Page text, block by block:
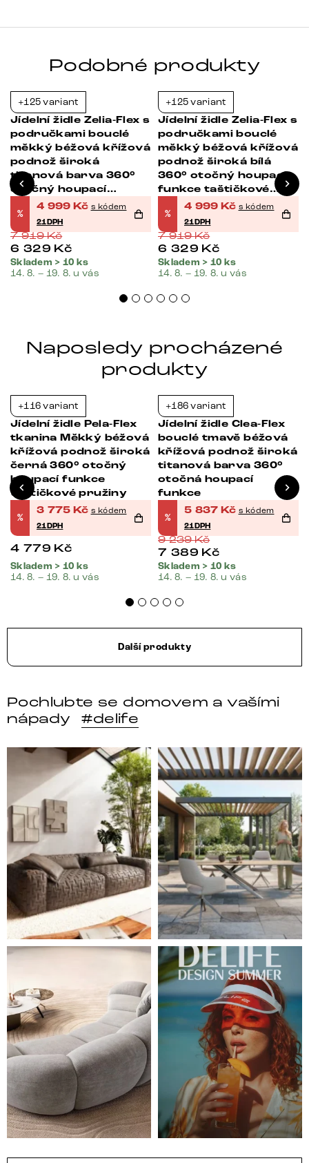
Podobné produkty
+125 variant
Jídelní židle Zelia-Flex s
područkami bouclé
měkký béžová křížová
podnož široká
titanová barva 360°
otočný houpací
funkce taštičkové
pružiny
%
4 999 Kč s kódem
21DPH
7 919Kč
6 329 Kč
Skladem > 10 ks
14. 8. – 19. 8. u vás
+125 variant
Jídelní židle Zelia-Flex s
područkami bouclé
měkký béžová křížová
podnož široká bílá
360° otočný houpací
funkce taštičkové
pružiny
%
4 999 Kč s kódem
21DPH
7 919Kč
6 329 Kč
Skladem > 10 ks
14. 8. – 19. 8. u vás
Naposledy procházené
produkty
+116 variant
Jídelní židle Pela-Flex
tkanina Měkký béžová
křížová podnož široká
černá 360° otočný
houpací funkce
taštičkové pružiny
%
3 775 Kč s kódem
21DPH
4 779 Kč
Skladem > 10 ks
14. 8. – 19. 8. u vás
+186 variant
Jídelní židle Clea-Flex
bouclé tmavě béžová
křížová podnož široká
titanová barva 360°
otočná houpací
funkce
%
5 837 Kč s kódem
21DPH
9 239Kč
7 389 Kč
Skladem > 10 ks
14. 8. – 19. 8. u vás
Další produkty
Pochlubte se domovem a vašími
nápady
#delife
Místo, kam se budeš těšit po každém dni. 🤎 Modulár
Styl, odolnost a společné
Ne každá pohovka je jen místem k sezení. Některé s
Léto je v plném proudu